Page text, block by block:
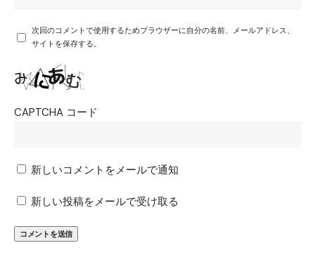
次回のコメントで使用するためブラウザーに自分の名前、メールアドレス、
サイトを保存する。
CAPTCHA コード
新しいコメントをメールで通知
新しい投稿をメールで受け取る